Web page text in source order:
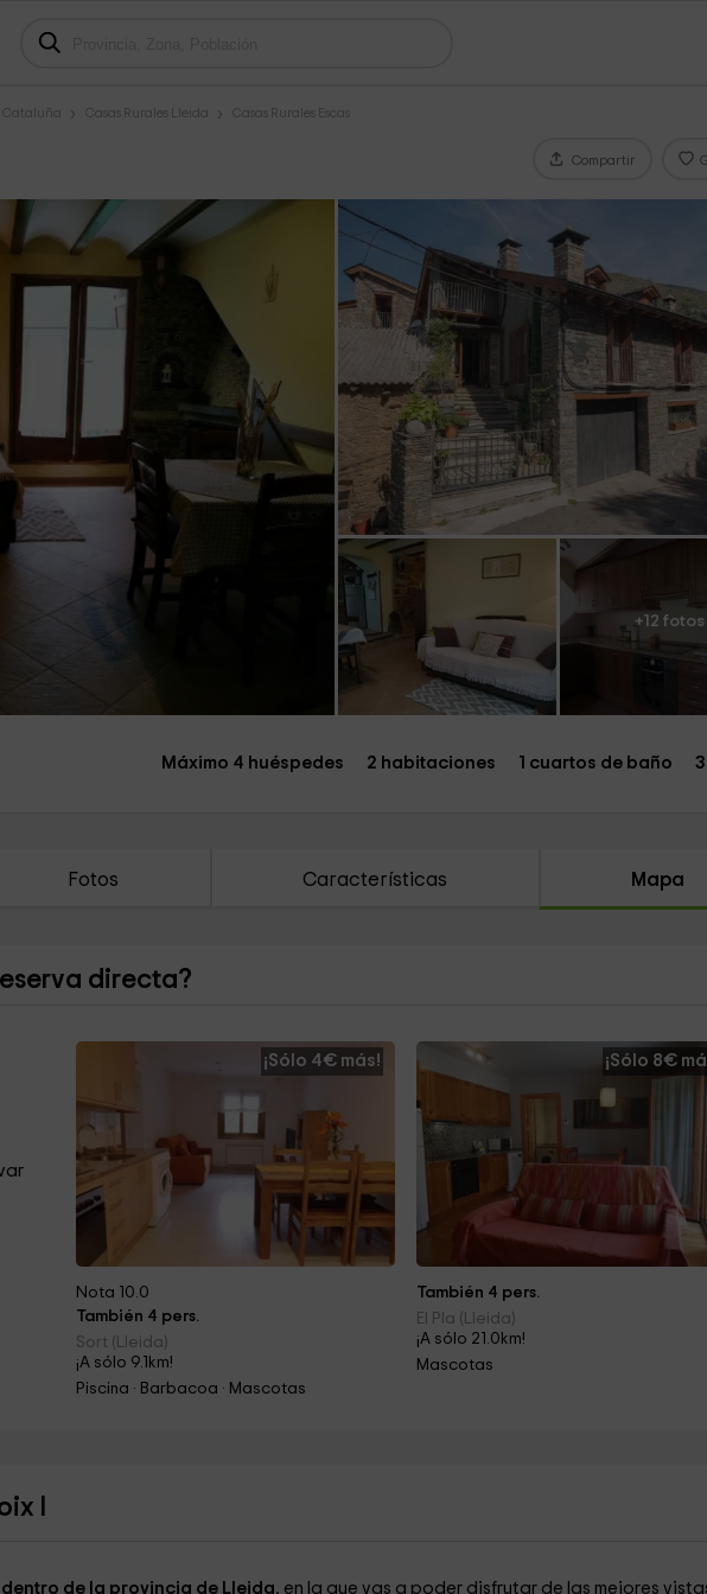
Cataluña Casas Rurales Lleida Casas Rurales Escas
Compartir
+12 fotos
Máximo 4 huéspedes 2 habitaciones 1 cuartos de baño
Fotos Características Mapa
directa?
¡Sólo 4€ más!
Nota 10.0
También 4 pers.
Sort (Lleida)
¡A sólo 9.1km!
Piscina · Barbacoa · Mascotas
¡Sólo 8€
También 4 pers.
El Pla (Lleida)
¡A sólo 21.0km!
Mascotas
I
dentro de la provincia de Lleida, en la que vas a poder disfrutar de las mejores